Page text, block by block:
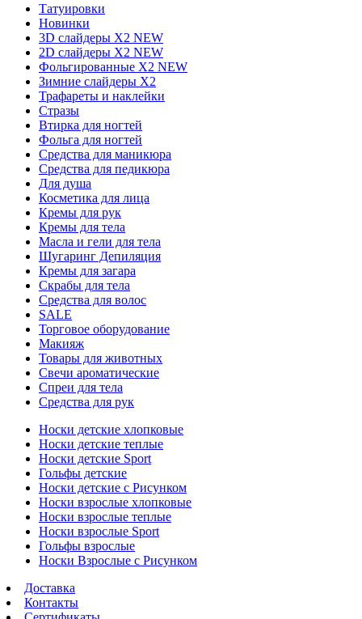
Татуировки
Новинки
3D слайдеры X2 NEW
2D слайдеры X2 NEW
Фольгированные X2 NEW
Зимние слайдеры Х2
Трафареты и наклейки
Стразы
Втирка для ногтей
Фольга для ногтей
Средства для маникюра
Средства для педикюра
Для душа
Косметика для лица
Кремы для рук
Кремы для тела
Масла и гели для тела
Шугаринг Депиляция
Кремы для загара
Скрабы для тела
Средства для волос
SALE
Торговое оборудование
Макияж
Товары для животных
Свечи ароматические
Спреи для тела
Средства для рук
Носки детские хлопковые
Носки детские теплые
Носки детские Sport
Гольфы детские
Носки детские с Рисунком
Носки взрослые хлопковые
Носки взрослые теплые
Носки взрослые Sport
Гольфы взрослые
Носки Взрослые с Рисунком
Доставка
Контакты